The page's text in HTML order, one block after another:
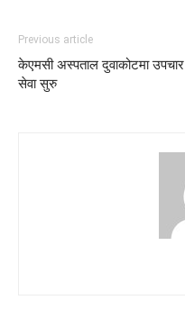
Previous article
केएमसी अस्पताल दुवाकोटमा उपचार
सेवा सुरु